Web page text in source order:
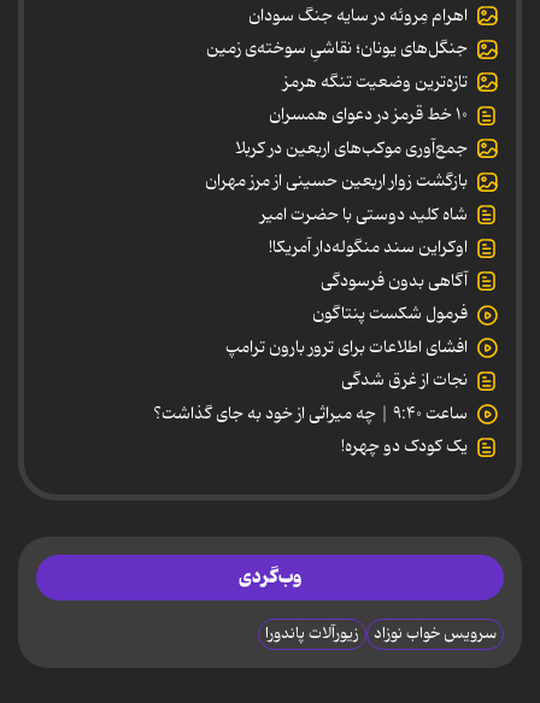
اهرام مِروئه در سایه جنگ سودان
جنگل‌های یونان؛ نقاشیِ سوخته‌ی زمین
تازه‌ترین وضعیت تنگه هرمز
۱۰ خط قرمز در دعوای همسران
جمع‌آوری موکب‌های اربعین در کربلا
بازگشت زوار اربعین حسینی از مرز مهران
شاه کلید دوستی با حضرت امیر
اوکراین سند منگوله‌دار آمریکا!
آگاهی بدون فرسودگی
فرمول شکست پنتاگون
افشای اطلاعات برای ترور بارون ترامپ
نجات از غرق شدگی
ساعت ۹:۴۰ | چه میراثی از خود به جای گذاشت؟
یک کودک دو چهره!
وب‌گردی
سرویس خواب نوزاد زیورآلات پاندورا